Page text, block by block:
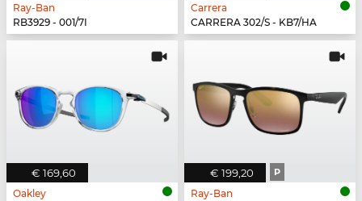
Ray-Ban
RB3929 - 001/7I
Carrera
CARRERA 302/S - KB7/HA
€ 169,60
Oakley
€ 199,20 P
Ray-Ban